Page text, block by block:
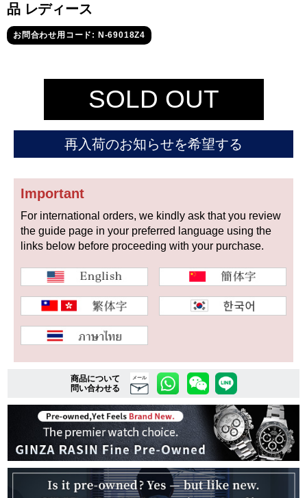
グランド
セイコー
ヴァシュロン
コンスタンタン
チューダー パネライ
商品の状態から探す
中古品 アンティーク品
WEB限定品
複数条件で商品を絞り込む
詳細検索はこちら
ご利用ガイド
品 レディース
お問合わせ用コード: N-69018Z4
SOLD OUT
再入荷のお知らせを希望する
Important
For international orders, we kindly ask that you review
the guide page in your preferred language using the
links below before proceeding with your purchase.
商品について
問い合わせる
メール